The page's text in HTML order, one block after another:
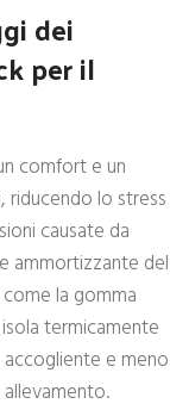
dei
per il
comfort e un
riducendo lo stress
causate da
ammortizzante del
la gomma
termicamente
e meno